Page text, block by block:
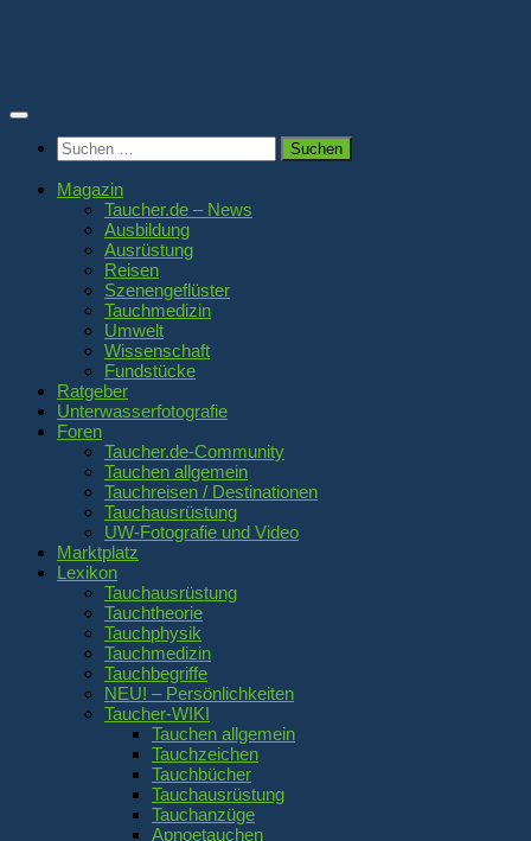
Suchen
nach:
Magazin
Taucher.de – News
Ausbildung
Ausrüstung
Reisen
Szenengeflüster
Tauchmedizin
Umwelt
Wissenschaft
Fundstücke
Ratgeber
Unterwasserfotografie
Foren
Taucher.de-Community
Tauchen allgemein
Tauchreisen / Destinationen
Tauchausrüstung
UW-Fotografie und Video
Marktplatz
Lexikon
Tauchausrüstung
Tauchtheorie
Tauchphysik
Tauchmedizin
Tauchbegriffe
NEU! – Persönlichkeiten
Taucher-WIKI
Tauchen allgemein
Tauchzeichen
Tauchbücher
Tauchausrüstung
Tauchanzüge
Apnoetauchen